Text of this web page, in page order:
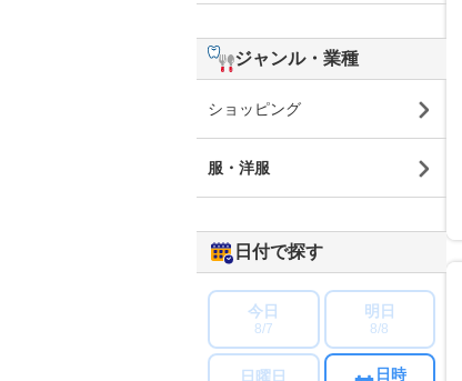
ジャンル・業種
ショッピング
服・洋服
日付で探す
今日
8/7
明日
8/8
日曜日
日時